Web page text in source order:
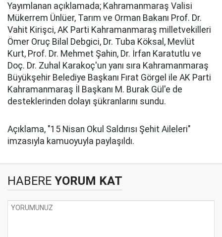
Yayımlanan açıklamada; Kahramanmaraş Valisi
Mükerrem Ünlüer, Tarım ve Orman Bakanı Prof. Dr.
Vahit Kirişci, AK Parti Kahramanmaraş milletvekilleri
Ömer Oruç Bilal Debgici, Dr. Tuba Köksal, Mevlüt
Kurt, Prof. Dr. Mehmet Şahin, Dr. İrfan Karatutlu ve
Doç. Dr. Zuhal Karakoç'un yanı sıra Kahramanmaraş
Büyükşehir Belediye Başkanı Fırat Görgel ile AK Parti
Kahramanmaraş İl Başkanı M. Burak Gül'e de
desteklerinden dolayı şükranlarını sundu.
Açıklama, "15 Nisan Okul Saldırısı Şehit Aileleri"
imzasıyla kamuoyuyla paylaşıldı.
HABERE YORUM KAT